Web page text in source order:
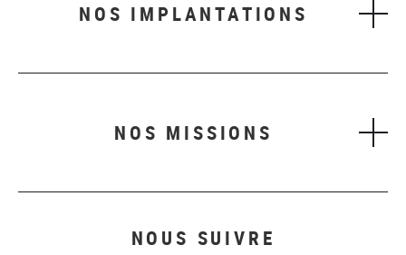
NOS IMPLANTATIONS
NOS MISSIONS
NOUS SUIVRE